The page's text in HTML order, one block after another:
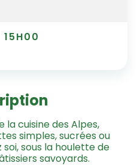
15H00
la cuisine des Alpes,
simples, sucrées ou
sous la houlette de
savoyards.